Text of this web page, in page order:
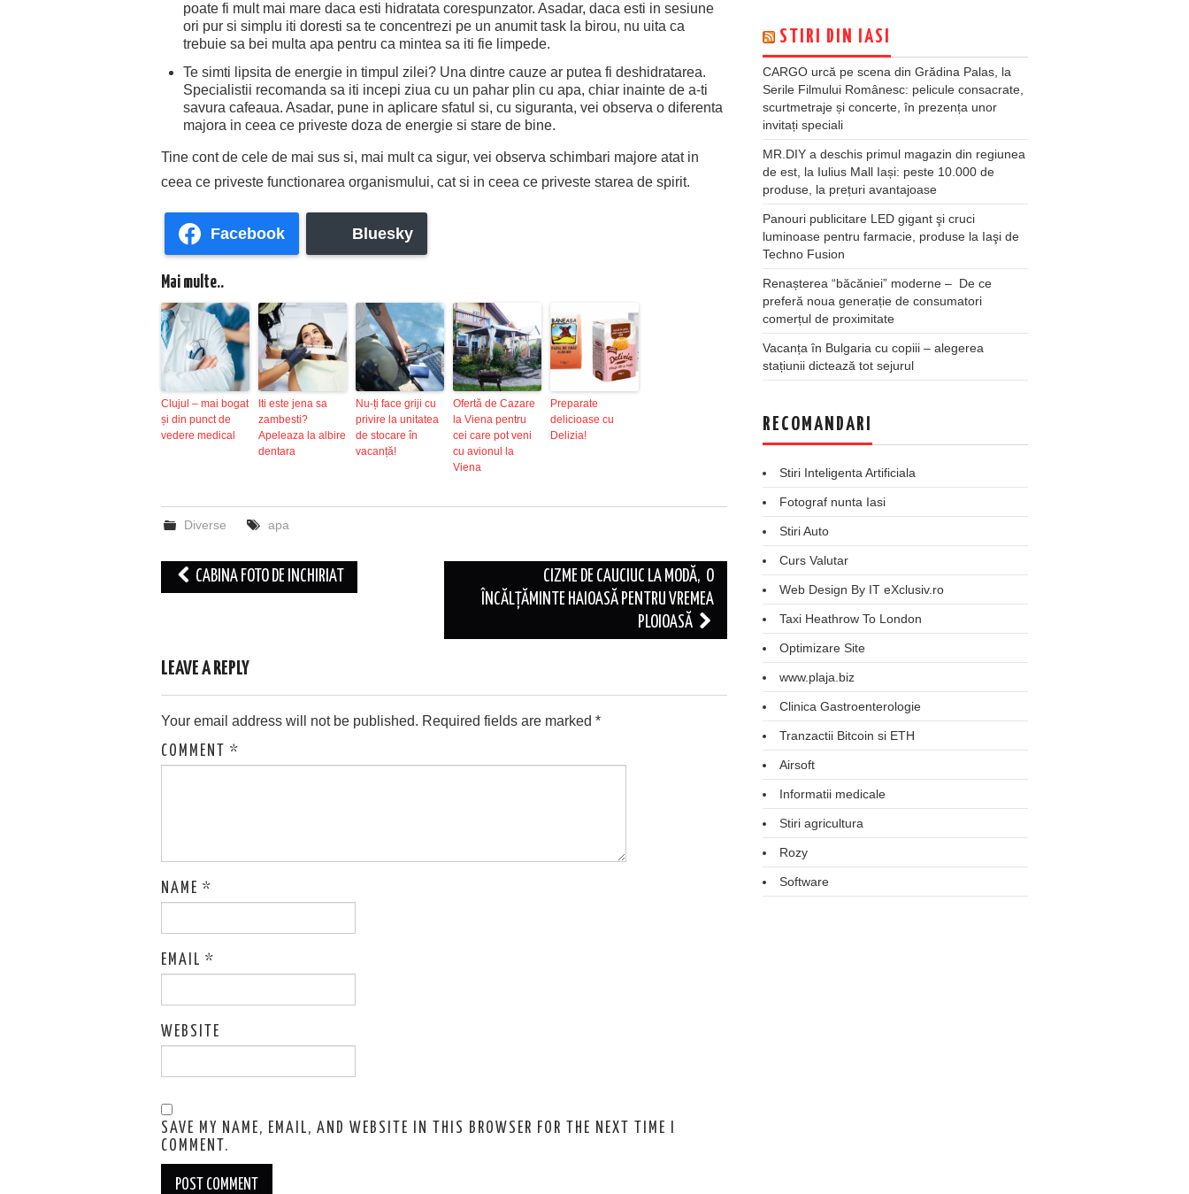
poate fi mult mai mare daca esti hidratata corespunzator. Asadar, daca esti in sesiune
ori pur si simplu iti doresti sa te concentrezi pe un anumit task la birou, nu uita ca
trebuie sa bei multa apa pentru ca mintea sa iti fie limpede.
Te simti lipsita de energie in timpul zilei? Una dintre cauze ar putea fi deshidratarea.
Specialistii recomanda sa iti incepi ziua cu un pahar plin cu apa, chiar inainte de a-ti
savura cafeaua. Asadar, pune in aplicare sfatul si, cu siguranta, vei observa o diferenta
majora in ceea ce priveste doza de energie si stare de bine.
Tine cont de cele de mai sus si, mai mult ca sigur, vei observa schimbari majore atat in
ceea ce priveste functionarea organismului, cat si in ceea ce priveste starea de spirit.
Facebook Bluesky
Mai multe..
Clujul – mai bogat
și din punct de
vedere medical
Iti este jena sa
zambesti?
Apeleaza la albire
dentara
Nu-ți face griji cu
privire la unitatea
de stocare în
vacanță!
Ofertă de Cazare
la Viena pentru
cei care pot veni
cu avionul la
Viena
Preparate
delicioase cu
Delizia!
Diverse apa
Post
navigation
CABINA FOTO DE INCHIRIAT
CIZME DE CAUCIUC LA MODĂ, O
ÎNCĂLȚĂMINTE HAIOASĂ PENTRU VREMEA
PLOIOASĂ
LEAVE A REPLY
Your email address will not be published. Required fields are marked *
COMMENT *
NAME *
EMAIL *
WEBSITE
SAVE MY NAME, EMAIL, AND WEBSITE IN THIS BROWSER FOR THE NEXT TIME I
COMMENT.
STIRI DIN IASI
CARGO urcă pe scena din Grădina Palas, la
Serile Filmului Românesc: pelicule consacrate,
scurtmetraje și concerte, în prezența unor
invitați speciali
MR.DIY a deschis primul magazin din regiunea
de est, la Iulius Mall Iași: peste 10.000 de
produse, la prețuri avantajoase
Panouri publicitare LED gigant şi cruci
luminoase pentru farmacie, produse la Iaşi de
Techno Fusion
Renașterea “băcăniei” moderne – De ce
preferă noua generație de consumatori
comerțul de proximitate
Vacanța în Bulgaria cu copiii – alegerea
stațiunii dictează tot sejurul
RECOMANDARI
Stiri Inteligenta Artificiala
Fotograf nunta Iasi
Stiri Auto
Curs Valutar
Web Design By IT eXclusiv.ro
Taxi Heathrow To London
Optimizare Site
www.plaja.biz
Clinica Gastroenterologie
Tranzactii Bitcoin si ETH
Airsoft
Informatii medicale
Stiri agricultura
Rozy
Software